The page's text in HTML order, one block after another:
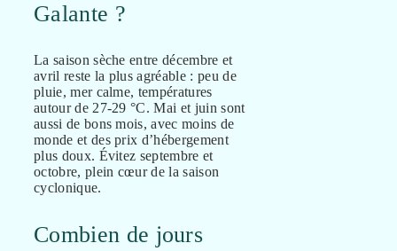
Galante ?
La saison sèche entre décembre et
avril reste la plus agréable : peu de
pluie, mer calme, températures
autour de 27-29 °C. Mai et juin sont
aussi de bons mois, avec moins de
monde et des prix d’hébergement
plus doux. Évitez septembre et
octobre, plein cœur de la saison
cyclonique.
Combien de jours